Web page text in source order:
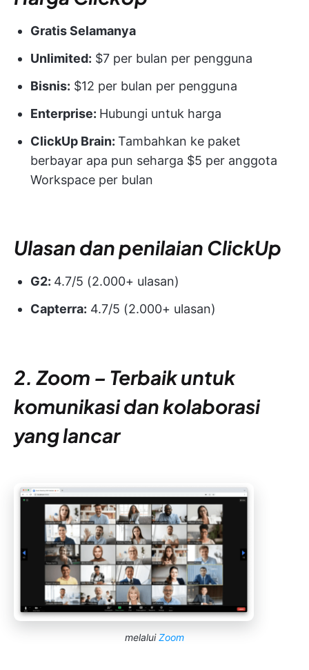
Gratis Selamanya
Unlimited: $7 per bulan per pengguna
Bisnis: $12 per bulan per pengguna
Enterprise: Hubungi untuk harga
ClickUp Brain: Tambahkan ke paket
berbayar apa pun seharga $5 per anggota
Workspace per bulan
Ulasan dan penilaian ClickUp
G2: 4.7/5 (2.000+ ulasan)
Capterra: 4.7/5 (2.000+ ulasan)
2. Zoom – Terbaik untuk
komunikasi dan kolaborasi
yang lancar
melaluiZoom